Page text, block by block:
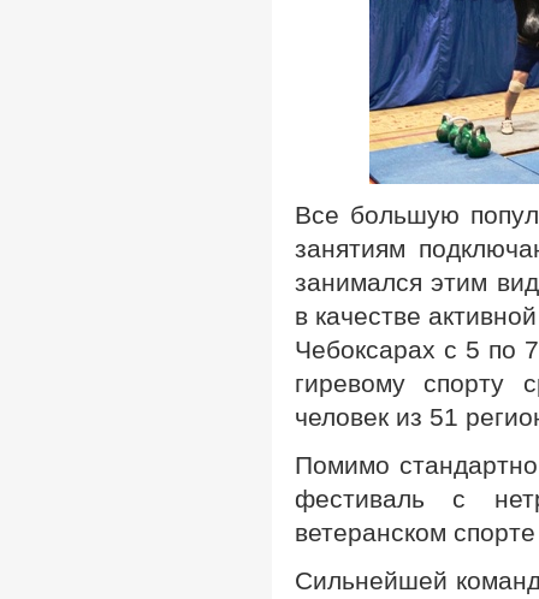
Все большую
занятиям
занимался этим
в качестве
Чебоксарах с 5 по
гиревому спорту
человек из 51
Помимо
фестиваль с
ветеранском
Сильнейшей